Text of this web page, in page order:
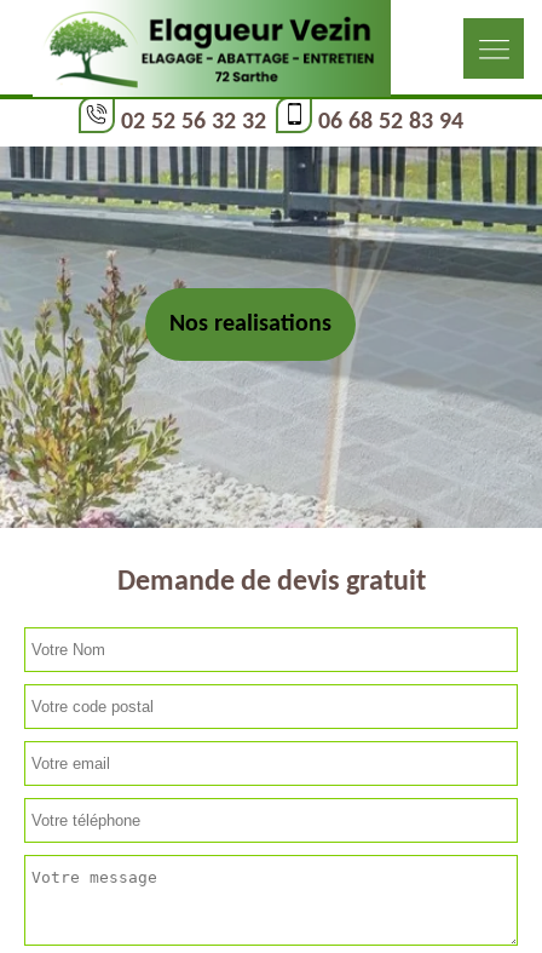
02 52 56 32 32 06 68 52 83 94
Nos realisations
Demande de devis gratuit